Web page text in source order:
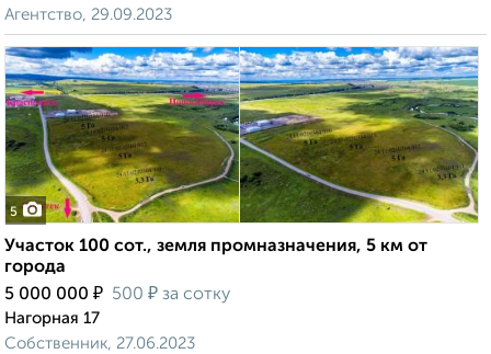
Агентство, 29.09.2023
5
Участок 100 сот., земля промназначения, 5 км от
города
5 000 000 ₽ 500 ₽ за сотку
Нагорная 17
Собственник, 27.06.2023